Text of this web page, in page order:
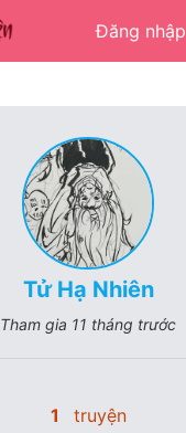
Đăng nhập
Tử Hạ Nhiên
Tham gia 11 tháng trước
1
truyện